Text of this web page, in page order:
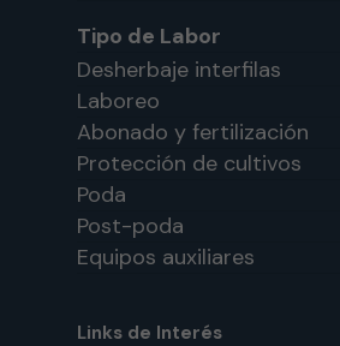
Tipo de Labor
Desherbaje interfilas
Laboreo
Abonado y fertilización
Protección de cultivos
Poda
Post-poda
Equipos auxiliares
Links de Interés